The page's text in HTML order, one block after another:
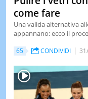
come fare
Una valida alternativa
appannano: ecco il
65 CONDIVIDI